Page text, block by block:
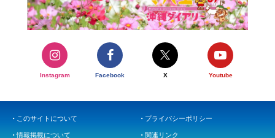
Instagram Facebook X Youtube
このサイトについて プライバシーポリシー
情報掲載について 関連リンク